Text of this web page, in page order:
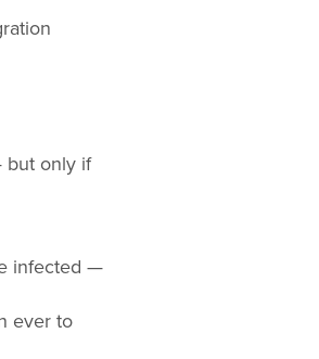
only if
infected —
ever to